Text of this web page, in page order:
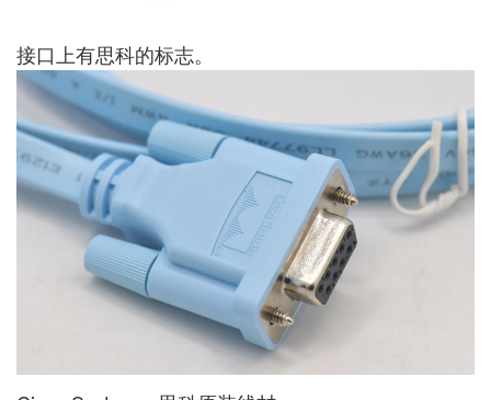
接口上有思科的标志。